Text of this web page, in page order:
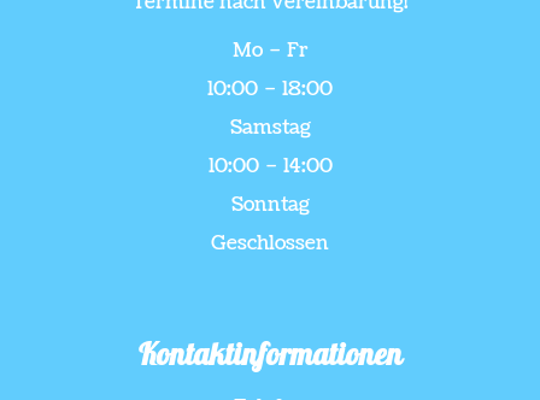
Mo – Fr
10:00 – 18:00
Samstag
10:00 – 14:00
Sonntag
Geschlossen
Kontaktinformationen